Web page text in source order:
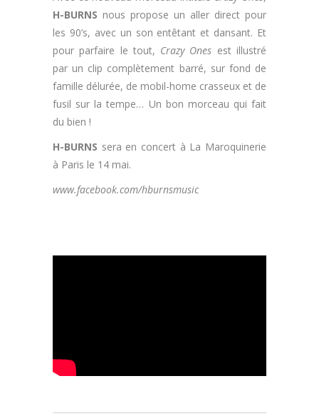
H-BURNS nous propose un aller direct pour
les 90’s, avec un son entêtant et dansant. Et
pour parfaire le tout, Crazy Ones est illustré
par un clip complètement barré, sur fond de
famille délurée, de mobil-home crasseux et de
fusil sur la tempe… Un bon morceau qui fait
du bien !
H-BURNS sera en concert à La Maroquinerie
à Paris le 14 mai.
www.facebook.com/hburnsmusic